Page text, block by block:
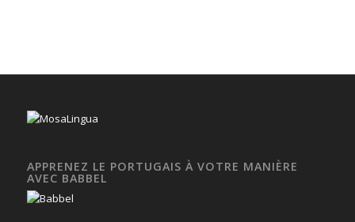
APPRENEZ LE PORTUGAIS À VOTRE MANIÈRE
AVEC BABBEL